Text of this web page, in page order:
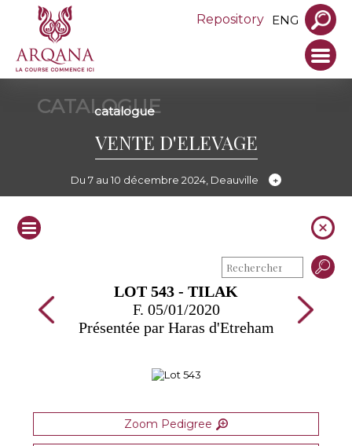
Repository ENG
CATALOGUE
catalogue
VENTE D'ELEVAGE
Du 7 au 10 décembre 2024, Deauville
LOT 543 - TILAK
F. 05/01/2020
Présentée par Haras d'Etreham
Zoom Pedigree